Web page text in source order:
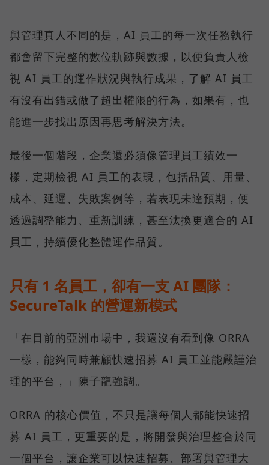
與管理真人不同的是，AI 員工的每一次任務執行
都會留下完整的數位軌跡與數據，以便負責人檢
視 AI 員工的運作狀況與執行成果，了解 AI 員工
有沒有出錯或做了超出權限的行為，如果有，也
能進一步找出原因再思考解決方法。
最後一個階段，企業還必須像管理員工績效一
樣，定期檢視 AI 員工的表現，包括品質、用量、
成本、延遲、失敗案例等，若表現未達預期，便
透過調整能力、重新訓練，甚至汰換更適合的 AI
員工，持續優化整體運作品質。
只有 1 名員工，卻有一支 AI 團隊：
SecureTalk 的營運新模式
「在目前的亞洲市場中，我還沒有看到像 ORRA
一樣，能夠同時兼顧快速招募 AI 員工並能嚴謹治
理的平台，」陳子龍強調。
ORRA 的核心價值，不只是讓每個人都能快速招
募 AI 員工，更重要的是，將開發與治理整合於同
一個平台，讓企業可以快速招募、部署與管理大